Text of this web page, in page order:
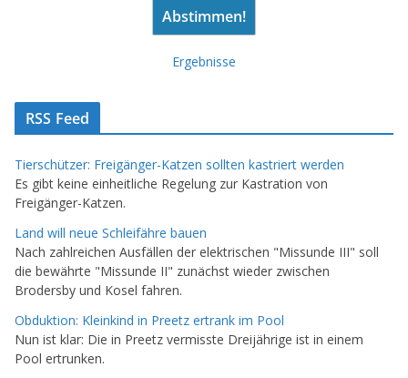
Ergebnisse
RSS Feed
Tierschützer: Freigänger-Katzen sollten kastriert werden
Es gibt keine einheitliche Regelung zur Kastration von
Freigänger-Katzen.
Land will neue Schleifähre bauen
Nach zahlreichen Ausfällen der elektrischen "Missunde III" soll
die bewährte "Missunde II" zunächst wieder zwischen
Brodersby und Kosel fahren.
Obduktion: Kleinkind in Preetz ertrank im Pool
Nun ist klar: Die in Preetz vermisste Dreijährige ist in einem
Pool ertrunken.